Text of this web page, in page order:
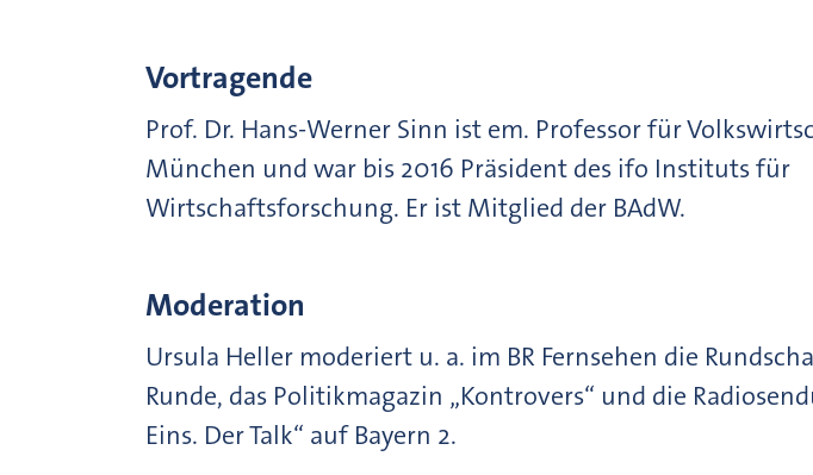
Vortragende
Prof. Dr. Hans-Werner Sinn ist em. Professor für
München und war bis 2016 Präsident des ifo Instituts für
Wirtschaftsforschung. Er ist Mitglied der BAdW.
Moderation
Ursula Heller moderiert u. a. im BR Fernsehen die
Runde, das Politikmagazin „Kontrovers“ und die
Eins. Der Talk“ auf Bayern 2.